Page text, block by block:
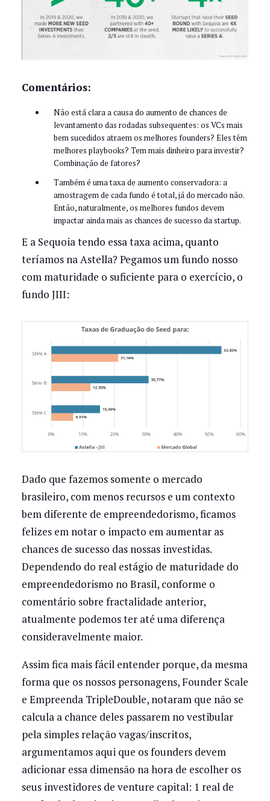
Comentários:
Não está clara a causa do aumento de chances de
levantamento das rodadas subsequentes: os VCs mais
bem sucedidos atraem os melhores founders? Eles têm
melhores playbooks? Tem mais dinheiro para investir?
Combinação de fatores?
Também é uma taxa de aumento conservadora: a
amostragem de cada fundo é total, já do mercado não.
Então, naturalmente, os melhores fundos devem
impactar ainda mais as chances de sucesso da startup.
E a Sequoia tendo essa taxa acima, quanto
teríamos na Astella? Pegamos um fundo nosso
com maturidade o suficiente para o exercício, o
fundo JIII:
Dado que fazemos somente o mercado
brasileiro, com menos recursos e um contexto
bem diferente de empreendedorismo, ficamos
felizes em notar o impacto em aumentar as
chances de sucesso das nossas investidas.
Dependendo do real estágio de maturidade do
empreendedorismo no Brasil, conforme o
comentário sobre fractalidade anterior,
atualmente podemos ter até uma diferença
consideravelmente maior.
Assim fica mais fácil entender porque, da mesma
forma que os nossos personagens, Founder Scale
e Empreenda TripleDouble, notaram que não se
calcula a chance deles passarem no vestibular
pela simples relação vagas/inscritos,
argumentamos aqui que os founders devem
adicionar essa dimensão na hora de escolher os
seus investidores de venture capital: 1 real de